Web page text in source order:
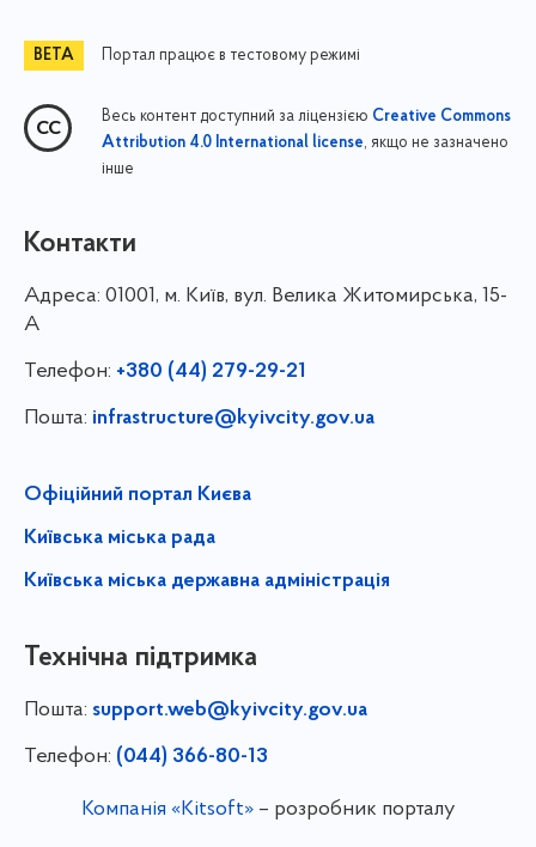
Портал працює в тестовому режимі
Весь контент доступний за ліцензією Creative Commons
Attribution 4.0 International license, якщо не зазначено
інше
Контакти
Адреса: 01001, м. Київ, вул. Велика Житомирська, 15-
А
Телефон: +380 (44) 279-29-21
Пошта: infrastructure@kyivcity.gov.ua
Офіційний портал Києва
Київська міська рада
Київська міська державна адміністрація
Технічна підтримка
Пошта: support.web@kyivcity.gov.ua
Телефон: (044) 366-80-13
Компанія «Kitsoft»– розробник порталу